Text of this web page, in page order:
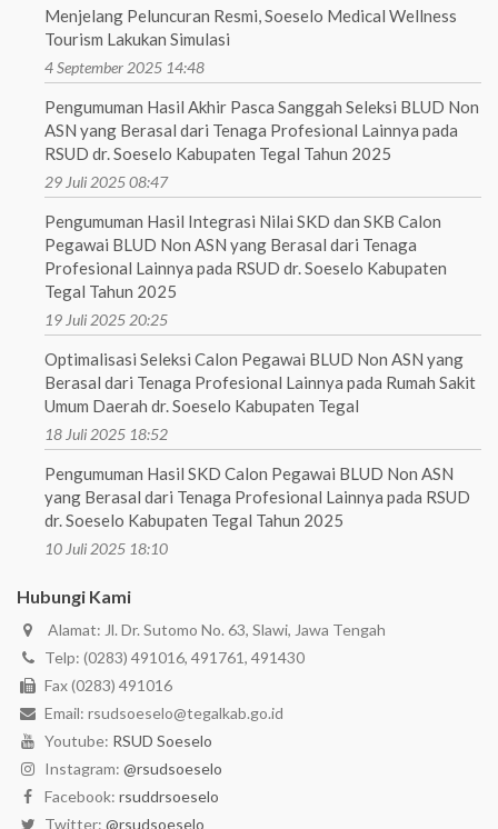
Menjelang Peluncuran Resmi, Soeselo Medical Wellness
Tourism Lakukan Simulasi
4 September 2025 14:48
Pengumuman Hasil Akhir Pasca Sanggah Seleksi BLUD Non
ASN yang Berasal dari Tenaga Profesional Lainnya pada
RSUD dr. Soeselo Kabupaten Tegal Tahun 2025
29 Juli 2025 08:47
Pengumuman Hasil Integrasi Nilai SKD dan SKB Calon
Pegawai BLUD Non ASN yang Berasal dari Tenaga
Profesional Lainnya pada RSUD dr. Soeselo Kabupaten
Tegal Tahun 2025
19 Juli 2025 20:25
Optimalisasi Seleksi Calon Pegawai BLUD Non ASN yang
Berasal dari Tenaga Profesional Lainnya pada Rumah Sakit
Umum Daerah dr. Soeselo Kabupaten Tegal
18 Juli 2025 18:52
Pengumuman Hasil SKD Calon Pegawai BLUD Non ASN
yang Berasal dari Tenaga Profesional Lainnya pada RSUD
dr. Soeselo Kabupaten Tegal Tahun 2025
10 Juli 2025 18:10
Hubungi Kami
Alamat: Jl. Dr. Sutomo No. 63, Slawi, Jawa Tengah
Telp: (0283) 491016, 491761, 491430
Fax (0283) 491016
Email: rsudsoeselo@tegalkab.go.id
Youtube: RSUD Soeselo
Instagram: @rsudsoeselo
Facebook: rsuddrsoeselo
Twitter: @rsudsoeselo